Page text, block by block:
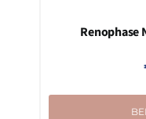
Renophase